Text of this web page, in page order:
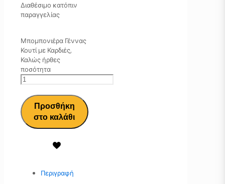
Διαθέσιμο κατόπιν
παραγγελίας
Μπομπονιέρα Γέννας
Κουτί με Καρδιές,
Καλώς ήρθες
ποσότητα
Προσθήκη
στο καλάθι
Περιγραφή